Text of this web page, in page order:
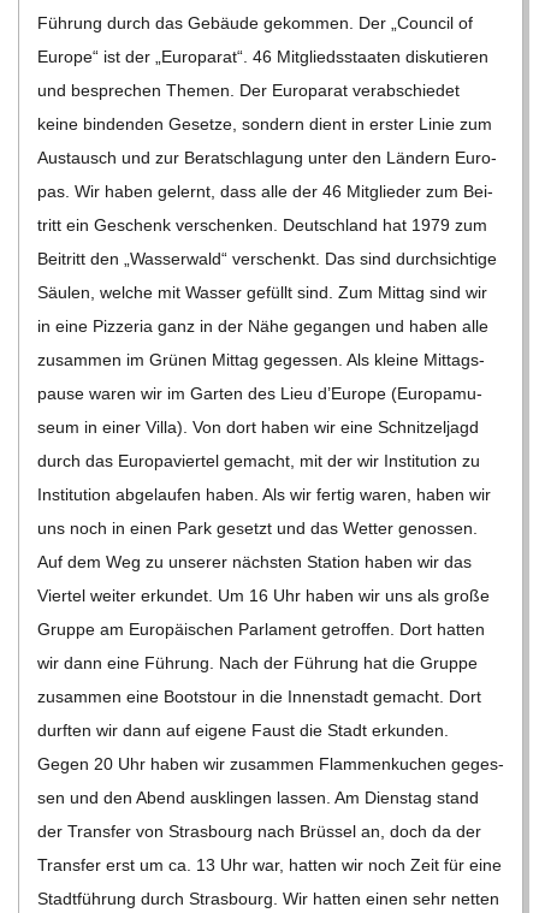
Füh­rung durch das Gebäude gekom­men. Der „Coun­cil of
Europe“ ist der „Euro­pa­rat“. 46 Mit­glieds­staa­ten dis­ku­tie­ren
und bespre­chen The­men. Der Euro­pa­rat ver­ab­schie­det
keine bin­den­den Gesetze, son­dern dient in ers­ter Linie zum
Aus­tausch und zur Berat­schla­gung unter den Län­dern Euro­
pas. Wir haben gelernt, dass alle der 46 Mit­glie­der zum Bei­
tritt ein Geschenk ver­schen­ken. Deutsch­land hat 1979 zum
Bei­tritt den „Was­ser­wald“ ver­schenkt. Das sind durch­sich­tige
Säu­len, wel­che mit Was­ser gefüllt sind. Zum Mit­tag sind wir
in eine Piz­ze­ria ganz in der Nähe gegan­gen und haben alle
zusam­men im Grü­nen Mit­tag geges­sen. Als kleine Mit­tags­
pause waren wir im Gar­ten des Lieu d’Europe (Euro­pa­mu­
seum in einer Villa). Von dort haben wir eine Schnit­zel­jagd
durch das Euro­pa­vier­tel gemacht, mit der wir Insti­tu­tion zu
Insti­tu­tion abge­lau­fen haben. Als wir fer­tig waren, haben wir
uns noch in einen Park gesetzt und das Wet­ter genos­sen.
Auf dem Weg zu unse­rer nächs­ten Sta­tion haben wir das
Vier­tel wei­ter erkun­det. Um 16 Uhr haben wir uns als große
Gruppe am Euro­päi­schen Par­la­ment getrof­fen. Dort hat­ten
wir dann eine Füh­rung. Nach der Füh­rung hat die Gruppe
zusam­men eine Boots­tour in die Innen­stadt gemacht. Dort
durf­ten wir dann auf eigene Faust die Stadt erkun­den.
Gegen 20 Uhr haben wir zusam­men Flam­men­ku­chen geges­
sen und den Abend aus­klin­gen las­sen. Am Diens­tag stand
der Trans­fer von Stras­bourg nach Brüs­sel an, doch da der
Trans­fer erst um ca. 13 Uhr war, hat­ten wir noch Zeit für eine
Stadt­füh­rung durch Stras­bourg. Wir hat­ten einen sehr net­ten